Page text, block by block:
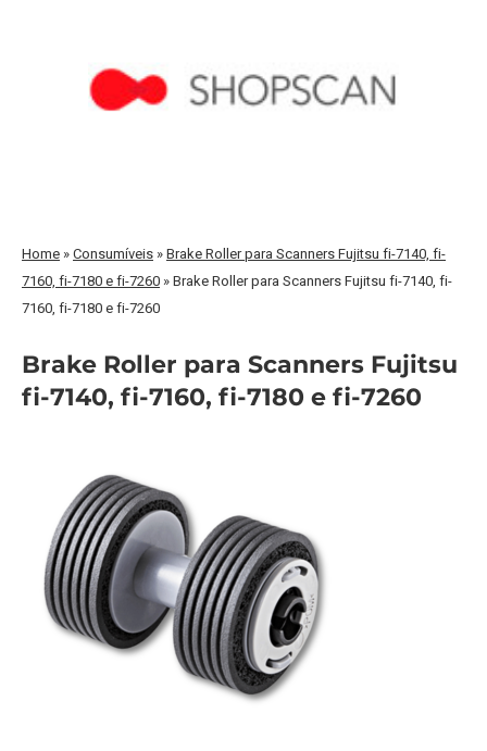
Home »Consumíveis »Brake Roller para Scanners Fujitsu fi-7140, fi-
7160, fi-7180 e fi-7260 »Brake Roller para Scanners Fujitsu fi-7140, fi-
7160, fi-7180 e fi-7260
Brake Roller para Scanners Fujitsu
fi-7140, fi-7160, fi-7180 e fi-7260